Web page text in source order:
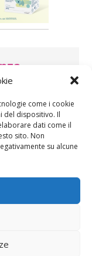
come i cookie
del dispositivo. Il
dati come il
sito. Non
su alcune